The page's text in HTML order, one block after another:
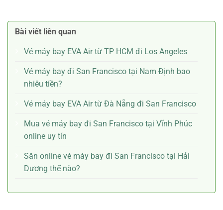
Bài viết liên quan
Vé máy bay EVA Air từ TP HCM đi Los Angeles
Vé máy bay đi San Francisco tại Nam Định bao
nhiêu tiền?
Vé máy bay EVA Air từ Đà Nẵng đi San Francisco
Mua vé máy bay đi San Francisco tại Vĩnh Phúc
online uy tín
Săn online vé máy bay đi San Francisco tại Hải
Dương thế nào?